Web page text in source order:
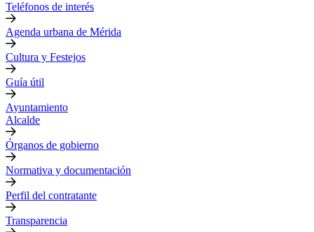
Teléfonos de interés
Agenda urbana de Mérida
Cultura y Festejos
Guía útil
Ayuntamiento
Alcalde
Órganos de gobierno
Normativa y documentación
Perfil del contratante
Transparencia